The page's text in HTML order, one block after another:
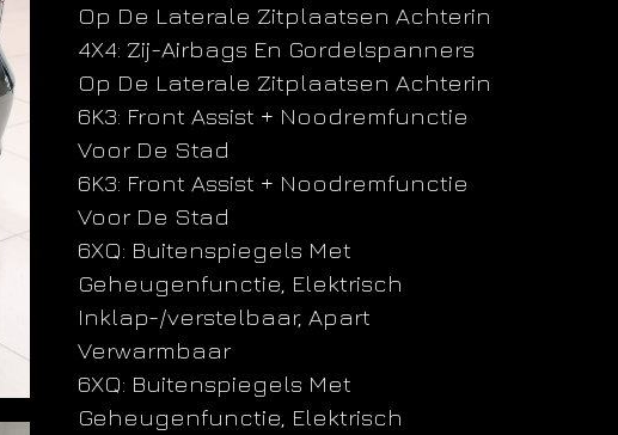
Op De Laterale Zitplaatsen Achterin
4X4: Zij-Airbags En Gordelspanners
Op De Laterale Zitplaatsen Achterin
6K3: Front Assist + Noodremfunctie
Voor De Stad
6K3: Front Assist + Noodremfunctie
Voor De Stad
6XQ: Buitenspiegels Met
Geheugenfunctie, Elektrisch
Inklap-/verstelbaar, Apart
Verwarmbaar
6XQ: Buitenspiegels Met
Geheugenfunctie, Elektrisch